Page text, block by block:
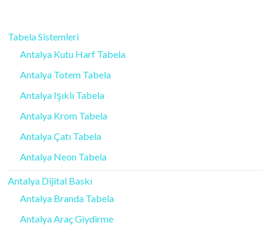
Tabela Sistemleri
Antalya Kutu Harf Tabela
Antalya Totem Tabela
Antalya Işıklı Tabela
Antalya Krom Tabela
Antalya Çatı Tabela
Antalya Neon Tabela
Antalya Dijital Baskı
Antalya Branda Tabela
Antalya Araç Giydirme